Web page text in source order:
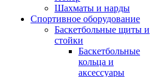
Шахматы и нарды
Спортивное оборудование
Баскетбольные щиты и
стойки
Баскетбольные
кольца и
аксессуары